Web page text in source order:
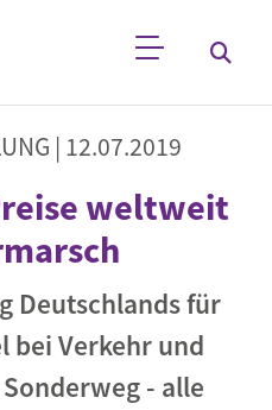
| 12.07.2019
weltweit
Deutschlands für
bei Verkehr und
- alle